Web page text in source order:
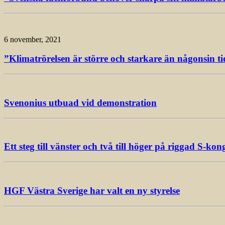
6 november, 2021
”Klimatrörelsen är större och starkare än någonsin
Svenonius utbuad vid demonstration
Ett steg till vänster och två till höger på riggad S-
HGF Västra Sverige har valt en ny styrelse